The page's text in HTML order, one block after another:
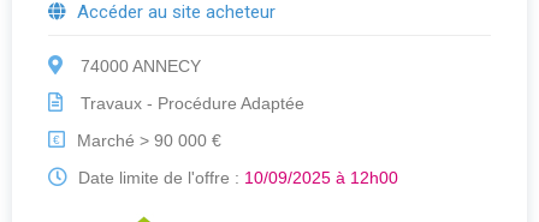
Accéder au site acheteur
74000 ANNECY
Travaux - Procédure Adaptée
€
Marché > 90 000 €
Date limite de l'offre : 10/09/2025 à 12h00